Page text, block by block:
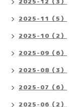
2025-11（5）
2025-10（2）
2025-09（6）
2025-08（3）
2025-07（6）
2025-06（2）